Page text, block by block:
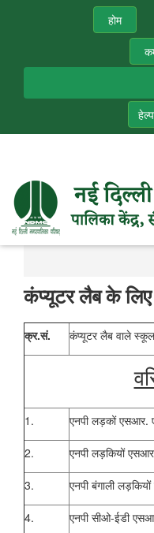
होम
कंप्यूटर लैब के
क्र.सं. कंप्यूटर लैब वाले
1. एनपी लड़कों एसआर.
2. एनपी लड़कियों
3. एनपी बंगाली
4. एनपी सीओ-ईडी